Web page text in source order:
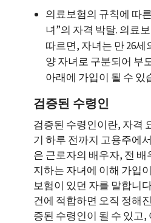
의료보험의 규칙에 따
녀”의 자격 박탈. 의료
따르면, 자녀는 만 26세
양 자녀로 구분되어 부
아래에 가입이 될 수 있
검증된 수령인
검증된 수령인이란, 자격
기 하루 전까지 고용주에
은 근로자의 배우자, 전 배
지하는 자녀에 이해 가입
보험이 있던 자를 말합니
건에 적합하면 오직 정해
증된 수령인이 될 수 있고,